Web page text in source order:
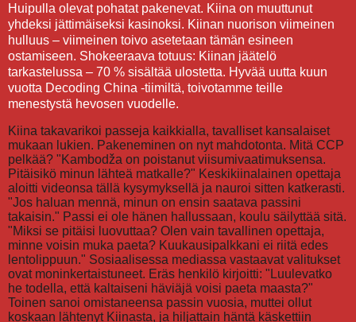
Huipulla olevat pohatat pakenevat. Kiina on muuttunut
yhdeksi jättimäiseksi kasinoksi. Kiinan nuorison viimeinen
hulluus – viimeinen toivo asetetaan tämän esineen
ostamiseen. Shokeeraava totuus: Kiinan jäätelö
tarkastelussa – 70 % sisältää ulostetta. Hyvää uutta kuun
vuotta Decoding China -tiimiltä, toivotamme teille
menestystä hevosen vuodelle.
Kiina takavarikoi passeja kaikkialla, tavalliset kansalaiset mukaan lukien. Pakeneminen on nyt mahdotonta. Mitä CCP pelkää? "Kambodža on poistanut viisumivaatimuksensa. Pitäisikö minun lähteä matkalle?" Keskikiinalainen opettaja aloitti videonsa tällä kysymyksellä ja nauroi sitten katkerasti. "Jos haluan mennä, minun on ensin saatava passini takaisin." Passi ei ole hänen hallussaan, koulu säilyttää sitä. "Miksi se pitäisi luovuttaa? Olen vain tavallinen opettaja, minne voisin muka paeta? Kuukausipalkkani ei riitä edes lentolippuun." Sosiaalisessa mediassa vastaavat valitukset ovat moninkertaistuneet. Eräs henkilö kirjoitti: "Luulevatko he todella, että kaltaiseni häviäjä voisi paeta maasta?" Toinen sanoi omistaneensa passin vuosia, muttei ollut koskaan lähtenyt Kiinasta, ja hiljattain häntä käskettiin luovuttamaan se asuinyhteisölleen "keskitettyä hallintaa" varten. Useat länsimaisen median haastattelemat henkilöt kertoivat, että heti kun he varasivat kansainvälisen lennon, paikallispoliisi soitti ja kysyi, minne he olivat menossa, miksi ja kuinka pitkäksi aikaa. Kiinan laki sanoo selvästi, että passi on laillinen henkilökohtainen asiakirja. Vain rikostutkintaan liittyvissä tapauksissa tuomioistuimet, syyttäjäviranomaiset tai yleisen turvallisuuden elimet saavat takavarikoida sen laillisesti. Wuhanilainen asianajaja Jiang sanoi suoraan, että tavallisten kansalaisten vaatiminen luovuttamaan passinsa massoittain ilman selkeää lakiasiakirjaa ylittää hallinnollisen vallan. Kansalaisilla on oikeus poistua maasta ja saapua sinne. Jos tämä ei kohdistu tiettyihin tapauksen osapuoliin vaan sitä sovelletaan yleisesti, on oltava nimenomaiset lailliset perusteet, ehdot ja menettelyt, muuten sen laillisuus kyseenalaistetaan, hän sanoi. Jopa sairaanhoitajia ja lääkäreitä estetään lähtemästä. Poliittinen analyytikko herra Z, joka kommentoi usein Kiinan asioita, väitti, etteivät sairaanhoitajat ja lääkärit ehkä tajua kuuluvansa erittäin herkkään ryhmään. He tuntevat perusteellisesti Kiinan lääketieteellisen järjestelmän sisäiset toiminnot, mukaan lukien sen kiistanalaisen elinsiirtoteollisuuden. Hänen mukaansa heidän tiukka passivalvontansa ei ole sattumaa. Hän lisäsi, että peruskoulun opettajat muodostavat peruslinkin puolueen ideologisessa kasvatusjärjestelmässä. CCP muovaa poliittista tietoisuutta varhaislapsuudesta lähtien. Jos tällaiset opettajat matkustavat ulkomaille, kohtaavat sensuroimatonta tietoa ja palaavat, heistä voisi tulla kanavia vastakkaiselle tietovuodolle. Mitä viranomaiset pelkäävät, on hänen mukaansa paitsi tiedon virtaaminen ulos, myös totuuden virtaaminen takaisin sisään. Jopa Kiinan katolinen isänmaallinen yhdistys ja Kiinan katolisen kirkon piispainkokous julkaisivat kokeiluluontoisen asetuksen ulkomaanmatka-asiakirjojen hallinnasta koko katoliselle papistolle. Piispojen, pappien, diakonien ja nunnien on luovutettava passinsa, Hongkongin ja Macaon matkustuslupansa sekä Taiwanin asukkaiden luvat kirkon viranomaisille keskitettyä säilytystä varten. Jokaisen, joka haluaa matkustaa ulkomaille – jopa henkilökohtaisista syistä – on haettava lupaa vähintään 30 päivää etukäteen ilmoittaen matkasuunnitelman, tarkoituksen, keston ja seuralaiset, allekirjoitettava sitoumuskirje ja odotettava hyväksyntää. Palattuaan heidän on palautettava asiakirjat 7 päivän kuluessa ja laadittava kirjallinen raportti. Asetuksen kieli toistaa toistuvasti tuttua puolueterminologiaa: "valvovan osaston hyväksyntä", "vastuu jokaisella tasolla", "sitoumuskirje". Herra Z jakaa passivalvonnan tiukentumisen kolmeen vaiheeseen. Ensimmäinen alkoi vuoden 2015 tienoilla Xinjiangissa, kun passeja takavarikoitiin laajamittaisesti CCP:n uiguureihin kohdistaman sorron kansainvälisen tarkkailun kasvaessa. Hän väittää, että tavoitteena oli estää asukkaita lähtemästä ja antamasta todistajalausuntoja ulkomailla. Toinen vaihe alkoi vuonna 2020 koronasulkujen aikana. Vuonna 2021 yleisen turvallisuuden ministeriön poistumis- ja saapumishallinnon sisäinen direktiivi tiettävästi ohjeisti paikallisviranomaisia keräämään talteen tai mitätöimään yksityisiä passeja. Herra Z:n mukaan tavoitteena oli estää vuodot äärimmäisistä sulkutoimenpiteistä ja todellisista kuolinluvuista. Kolmas vaihe, joka alkoi vuonna 2025, laajensi valvontaa laajempiin väestöryhmiin ja on hiljattain saavuttanut tavalliset kansalaiset. Vuosia CCP on kohdellut matkustusasiakirjojen valvontaa hallintovälineenä. Virkamiesten, puoluekaaderien ja valtionyhtiöiden johtajien passit säilytetään keskitetysti. Poistuminen vaatii hyväksynnän, paluu vaatii raportoinnin. Tuo mekanismi on nyt laajentunut alaspäin papistoon, opettajiin, sairaanhoitajiin ja yhä enemmän tavallisiin kansalaisiin. Kun järjestelmä alkaa lukita pois jopa passeja, joilla on jo valmiiksi rajoitettu globaali liikkuvuus, se viestii muustakin kuin byrokraattisesta siivoamisesta. Se kertoo huolesta pääoman paosta, osaajien katoamisesta ja narratiivin lipumisesta hallinnan ulottumattomiin. Passivalvonnan laaja tiukentuminen ei ole pelkästään menettelyllistä. Se viittaa siihen, että keskushallinto aistii kasvavaa painetta ruohonjuuritasolla ja vastaa siihen sulkemalla kenties viimeiset jäljellä olevat ovet. Berliinin muuri on täällä Kiinassa – Peking rakentaa kolmikerroksisen teräsmuurin peläten, että Kiinan kansa saattaa syöstä hallinnon vallasta. Tämä muuri ei ole vankila, se ei ole Berliinin muuri, eikä se todellakaan ole kansainvälinen rajamuuri. Se on sisäinen rajamuuri, joka on pystytetty Pekingin Daxingin alueen ja Hebein maakunnan Langfangin kaupungin välille. Silmiinpistävää on, ettei tätä rajaa ole koskaan aiemmin ollut fyysisesti olemassa. Se oli ennen vain näkymätön hallinnollinen viiva paperilla, jonka yli molempien puolten asukkaat saattoivat liikkua vapaasti, aivan kuten vierekkäisten naapurustojen välillä. Tänään tuo viiva on kuitenkin muutettu kovaksi, näkyväksi esteeksi – pakottavaksi, jäykäksi ja kiistattoman todelliseksi. Muuri rakennettiin määrittelemättömänä aikana, mutta on ilmeistä, että sitä kunnostettiin ja vahvistettiin voimakkaasti koronaviruspandemian aikana. Yleisöä on suututtanut se, ettei muuria purettu pandemian päätyttyä. Sen sijaan lisättiin kaksi kerrosta aitaa, mikä muutti rajan kolmikerroksiseksi puolustuslinjaksi. Muurin varrella on tiheässä varoituskylttejä, joissa sitä kutsutaan "puolustusvyöhykkeeksi", valvontakameroita, automaattisia kovaäänisvaroituksia ja säännöllisiä partioita. Joitakin Hebein pieniä kyliä muuri ympäröi kolmelta suunnalta, ja jäljelle jäävän puolen tukkii rautatie, mikä tehokkaasti muuttaa ne vastentahtoisiksi piiritetyiksi kaupungeiksi rauhan aikana. Kylätiet ja paikallistiet, jotka kerran yhdistivät Hebein ja Pekingin, on katkaistu kokonaan. Hebein asukkaat voivat nyt saapua Pekingiin vain muutaman määritellyn valtatien kautta, missä kiinteät tarkastuspisteet tarkastavat asiakirjat ja ajoneuvot. Paikalliset sanovat pitkien jonojen ja toistuvien tarkastusten tulleen rutiiniksi. Kiinan sosiaalisessa mediassa netinkäyttäjät pilkkaavat tilannetta sanomalla, että on helpompi hiipiä Yhdysvaltoihin kuin Pekingiin. Ihmiset kysyvät yksinkertaisen kysymyksen: he ovat yhä saman maan sisällä, kyseessä ei ole sotilasalue, joten mitä lakia he ovat oikeastaan rikkoneet? Tätä muuria ei ole tarkoitettu vain estämään Hebein asukkaita. Käytännössä se sulkee pois jokaisen, jota ei pidetä sopivana Pekingin asukkaana CCP:n järjestelmässä. Pekingiä kohdellaan erityisenä kokonaisuutena, jota on suojeltava ehdottomasti siirtotyöläisiltä, pienituloisilta ihmisiltä, valittajilta, toisinajattelijoilta, sairailta ja jokaiselta, joka saattaa kantaa sosiaalisia epäkohtia. Näkymätön muuri, joka perustuu kotipaikkarekisteröintiin, poliittiseen asemaan ja luotettavuuteen, on ollut olemassa vuosikymmeniä. Teräsmuuri tekee siitä vain fyysisen. Pekingin suojelemispolitiikkaa valvotaan aggressiivisimmin suurten poliittisten tapahtumien aikana. Kansallisen kansankongressin ja Kiinan kansan poliittisen neuvoa-antavan konferenssin vuosittaisten istuntojen aikana kaikki Pekingiin menevä posti ja pikatoimitukset alistetaan toissijaisille tarkastuksille. Hebe kantaa suuren osan näiden toimenpiteiden kustannuksista. Taatakseen sinisen taivaan Pekingin ylle tärkeiden kokousten ja tapahtumien aikana, Hebeitä käsketään toistuvasti sulkemaan teräs-, kemian- ja lääketehtaita ympäristö- ja turvallisuussyistä. Nämä hallinnolliset päätökset nostavat kustannuksia, pakottavat yrityksiä siirtymään ja heikentävät vakavasti maakunnan taloudellista kehitystä. Kansan viha huipentui Hebein tulvajuoksutusten aikana elokuussa 2023. Sen jälkeen kun Typhoon Doksurin jäänteiden tuomat rankkasateet aiheuttivat vaaraa, viranomaiset määräsivät laajamittaisia tulvajuoksutuksia, muuttaen laajat alueet Hebeistä katastrofialueiksi. Valtion tiedotusvälineet, kuten CCTV, syyttivät katastrofista kokonaan luonnonvoimia. Historioitsija Zhang Lifan väitti kuitenkin, että todellinen tavoite ei ollut suojella ylävirran Pekingiä, vaan turvata alavirran Xionganin uusi alue, Xi Jinpingin lippulaivahanke. Vaikka Xiongan säilyi pitkälti vahingoittumattomana, Baodingin kaltaiset kaupungit peittyivät veden alle ja ihmisiä kuoli kaikkialla. Tapaus jätti syvän jäljen yleiseen mielipiteeseen ja synnytti verkossa kiertävät sarkastiset "Hebein kolme lakia": "Hebein ihmiset eivät saa vahingoittaa Pekingiä, Tianjinia tai Xiongania", "heidän on toteltava noista paikoista tulevia käskyjä". Satiirin alla piilee karu todellisuus: Hebein asukkaista on tullut uhreja CCP:n etuoikeutetulle luokalle. Tämä kauna nousi lopulta pintaan Pekingin sisälläkin. Sitong-sillan tapauksen ja valkoisen paperin liikkeen jälkeen kiinalaiset ovat toistuvasti nousseet vastarintaan, uskaltaen huutaa iskulauseita kuten "kaatakaa Kiinan kommunistinen puolue" ja "kaatakaa Xi Jinpingin hallinto". CCP:n vallan alla sosiaaliset ristiriidat Kiinassa ovat muuttuneet yhä kärjistyneemmiksi, erityisesti kansan vihamielisyys virkamiehiä kohtaan, mikä on saavuttanut kiehumispisteen. Koko yhteiskun